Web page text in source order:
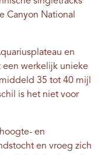
Canyon National
en
een werkelijk unieke
35 tot 40 mijl
is het niet voor
en
en vroeg zich